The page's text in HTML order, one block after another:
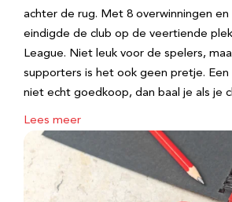
achter de rug. Met 8 overwinningen en
eindigde de club op de veertiende
League. Niet leuk voor de spelers,
supporters is het ook geen pretje. Een
niet echt goedkoop, dan baal je als je
Lees meer